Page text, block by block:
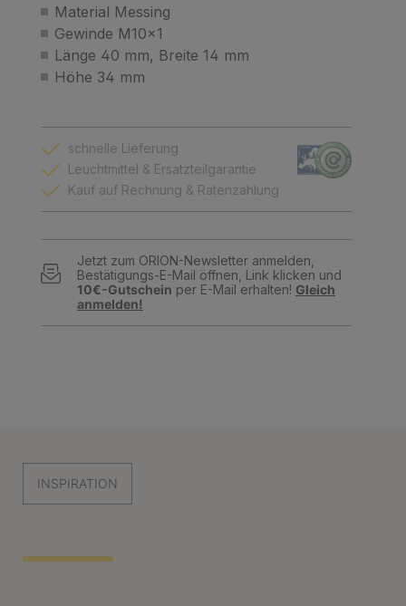
Material Messing
Gewinde M10x1
Länge 40 mm, Breite 14 mm
Höhe 34 mm
schnelle Lieferung
Leuchtmittel & Ersatzteilgarantie
Kauf auf Rechnung & Ratenzahlung
Jetzt zum ORION-Newsletter anmelden,
Bestätigungs-E-Mail öffnen, Link klicken und
10€-Gutschein per E-Mail erhalten! Gleich
anmelden!
INSPIRATION